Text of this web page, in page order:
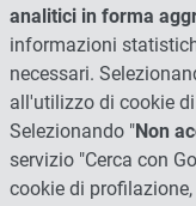
analitici in forma
informazioni
necessari.
all'utilizzo di cookie
Selezionando "Non
servizio "Cerca con
cookie di